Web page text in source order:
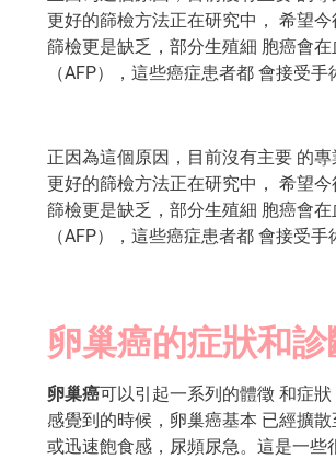
更好的篩檢方法正在研究中， 希望
篩檢更是缺乏，部分生殖細 胞癌會
（AFP），這些癌症患者都 會接受
正因為這個原因，目前沒有主要 的
更好的篩檢方法正在研究中， 希望
篩檢更是缺乏，部分生殖細 胞癌會
（AFP），這些癌症患者都 會接受
卵巢癌的症狀和診
卵巢癌可以引起一系列的體徵 和症
感覺到的時候，卵巢癌基本 已經擴
或迅速飽食感，尿頻尿急。這是一